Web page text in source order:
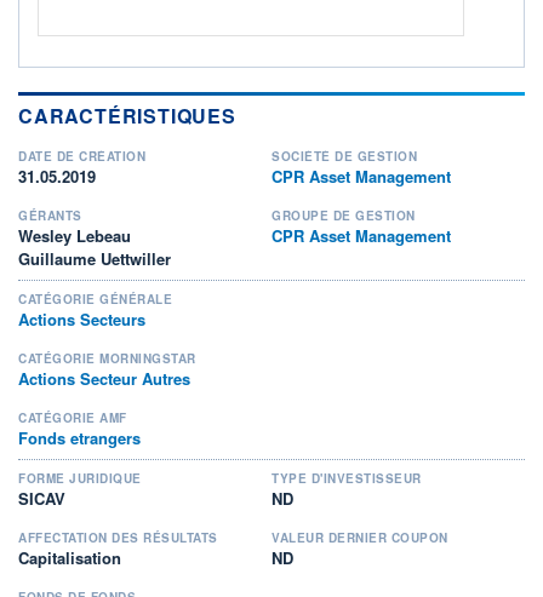
CARACTÉRISTIQUES
DATE DE CRÉATION
31.05.2019
SOCIÉTÉ DE GESTION
CPR Asset Management
GÉRANTS
Wesley Lebeau
Guillaume Uettwiller
GROUPE DE GESTION
CPR Asset Management
CATÉGORIE GÉNÉRALE
Actions Secteurs
CATÉGORIE MORNINGSTAR
Actions Secteur Autres
CATÉGORIE AMF
Fonds etrangers
FORME JURIDIQUE
SICAV
TYPE D'INVESTISSEUR
ND
AFFECTATION DES RÉSULTATS
Capitalisation
VALEUR DERNIER COUPON
ND